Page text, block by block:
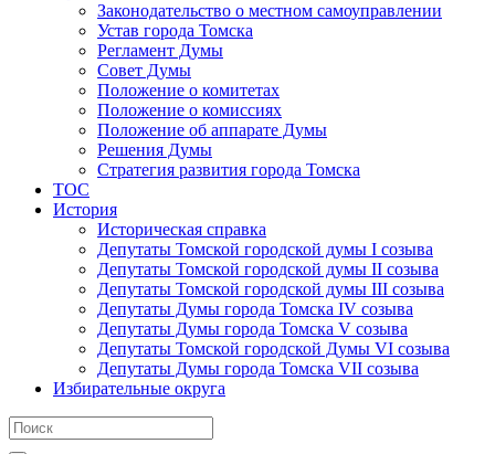
Законодательство о местном самоуправлении
Устав города Томска
Регламент Думы
Совет Думы
Положение о комитетах
Положение о комиссиях
Положение об аппарате Думы
Решения Думы
Стратегия развития города Томска
ТОС
История
Историческая справка
Депутаты Томской городской думы I созыва
Депутаты Томской городской думы II созыва
Депутаты Томской городской думы III созыва
Депутаты Думы города Томска IV созыва
Депутаты Думы города Томска V созыва
Депутаты Томской городской Думы VI созыва
Депутаты Думы города Томска VII созыва
Избирательные округа